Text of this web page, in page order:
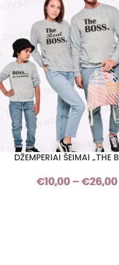
PASIRINKTI SAVYBES
DŽEMPERIAI ŠEIMAI „THE
€10,00 – €26,00